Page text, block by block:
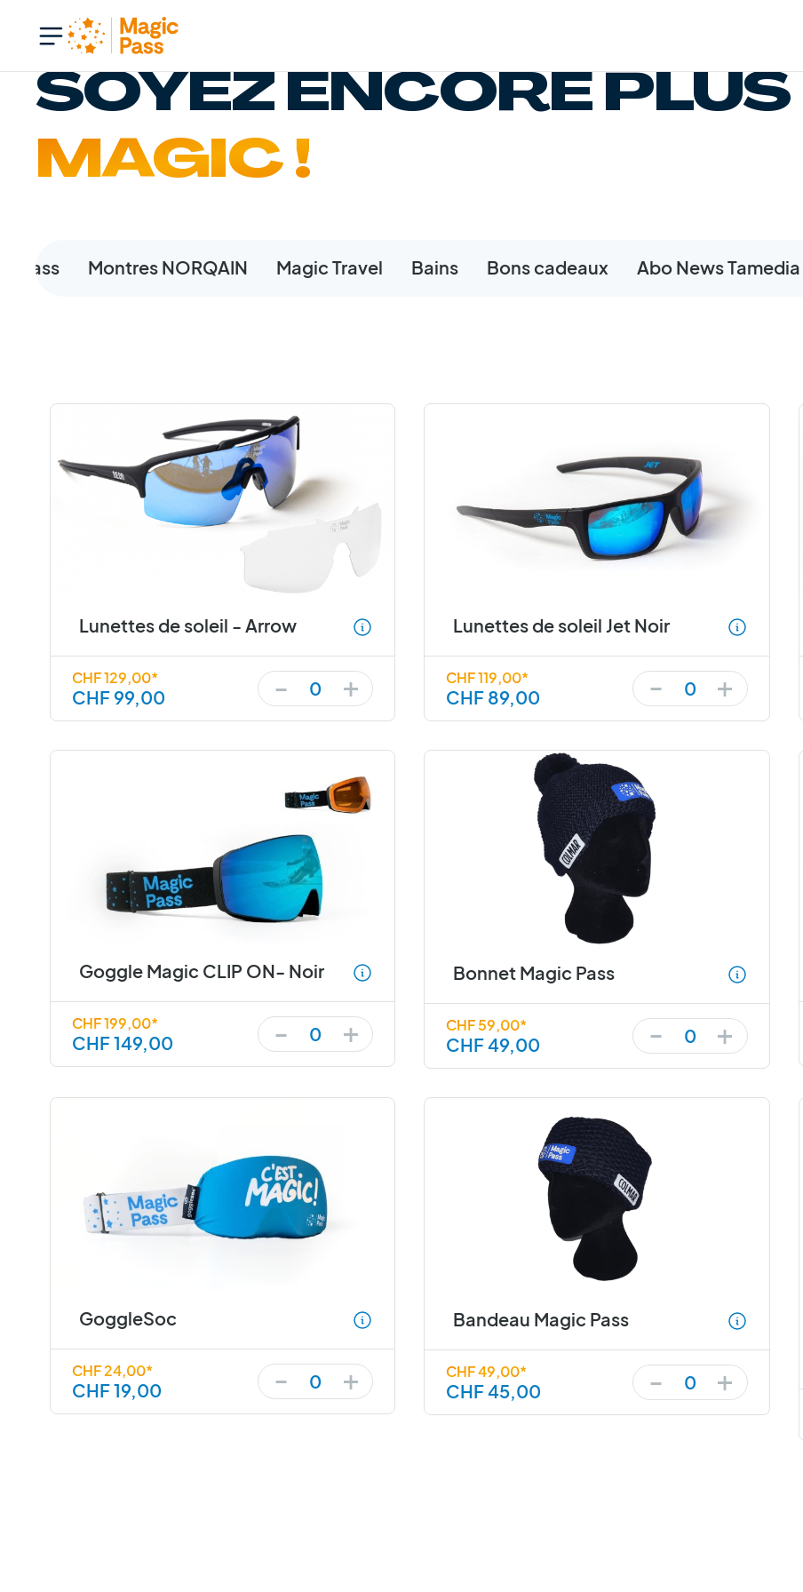
SOYEZ ENCORE PLUS
MAGIC !
Pass Montres NORQAIN Magic Travel Bains Bons cadeaux Abo News Tamedia
Lunettes de soleil - Arrow
CHF 129,00*
CHF 99,00 - 0 +
Lunettes de soleil Jet Noir
CHF 119,00*
CHF 89,00 - 0 +
Goggle Magic CLIP ON- Noir
CHF 199,00*
CHF 149,00 - 0 +
Bonnet Magic Pass
CHF 59,00*
CHF 49,00 - 0 +
GoggleSoc
CHF 24,00*
CHF 19,00 - 0 +
Bandeau Magic Pass
CHF 49,00*
CHF 45,00 - 0 +